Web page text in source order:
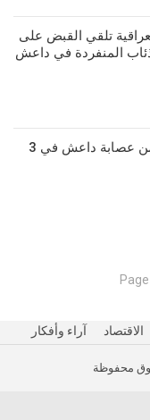
تلقي القبض على
المنفردة في داعش
الاطاحة بــ4 ارهابيين من عصابة داعش في 3
الاقتصاد آراء وأفكار